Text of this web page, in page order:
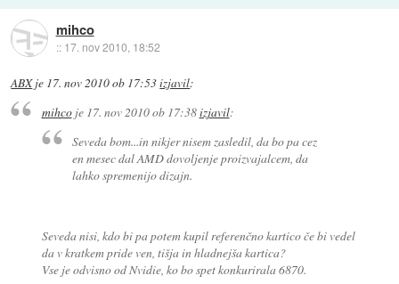
mihco
:: 17. nov 2010, 18:52
ABXje 17. nov 2010 ob 17:53izjavil:
mihcoje 17. nov 2010 ob 17:38izjavil:
Seveda bom...in nikjer nisem zasledil, da bo pa cez
en mesec dal AMD dovoljenje proizvajalcem, da
lahko spremenijo dizajn.
Seveda nisi, kdo bi pa potem kupil referenčno kartico če bi vedel
da v kratkem pride ven, tišja in hladnejša kartica?
Vse je odvisno od Nvidie, ko bo spet konkurirala 6870.